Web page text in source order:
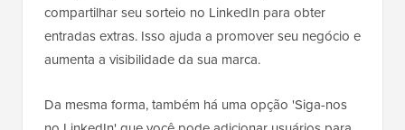
compartilhar seu sorteio no LinkedIn para obter
entradas extras. Isso ajuda a promover seu negócio e
aumenta a visibilidade da sua marca.
Da mesma forma, também há uma opção 'Siga-nos